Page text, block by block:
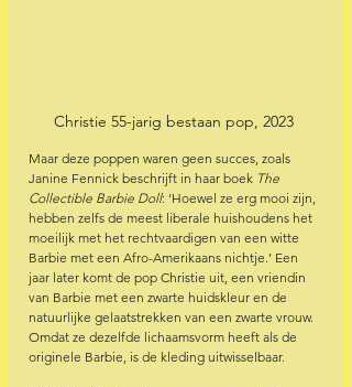
Christie 55-jarig bestaan pop, 2023
Maar deze poppen waren geen succes, zoals
Janine Fennick beschrijft in haar boek The
Collectible Barbie Doll: ‘Hoewel ze erg mooi zijn,
hebben zelfs de meest liberale huishoudens het
moeilijk met het rechtvaardigen van een witte
Barbie met een Afro-Amerikaans nichtje.’ Een
jaar later komt de pop Christie uit, een vriendin
van Barbie met een zwarte huidskleur en de
natuurlijke gelaatstrekken van een zwarte vrouw.
Omdat ze dezelfde lichaamsvorm heeft als de
originele Barbie, is de kleding uitwisselbaar.